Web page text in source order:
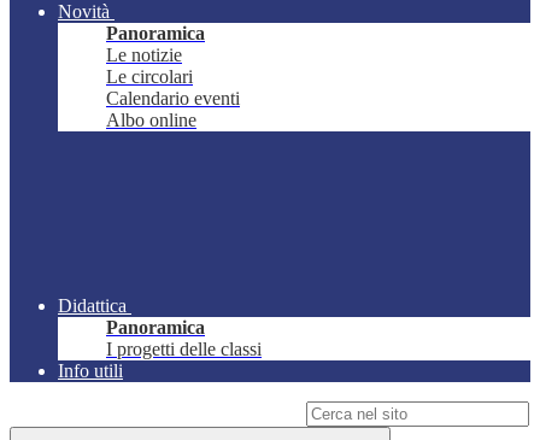
Novità
Panoramica
Le notizie
Le circolari
Calendario eventi
Albo online
Didattica
Panoramica
I progetti delle classi
Info utili